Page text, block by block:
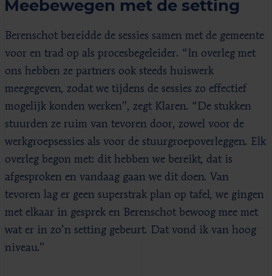
Meebewegen met de setting
Berenschot bereidde de sessies samen met de gemeente
voor en trad op als procesbegeleider. “In overleg met
ons hebben ze partners ook steeds huiswerk
meegegeven, zodat we tijdens de sessies zo effectief
mogelijk konden werken”, zegt Klaren. “De stukken
stuurden ze ruim van tevoren door, zowel voor de
werkgroepsessies als voor de stuurgroepoverleggen. Elk
overleg begon met: dit hebben we bereikt, dat is
afgesproken en vandaag gaan we dit doen. Van
tevoren lag er geen superstrak plan op tafel, we gingen
met elkaar in gesprek en Berenschot bewoog mee met
wat er in zo’n setting gebeurt. Dat vond ik van hoog
niveau.”